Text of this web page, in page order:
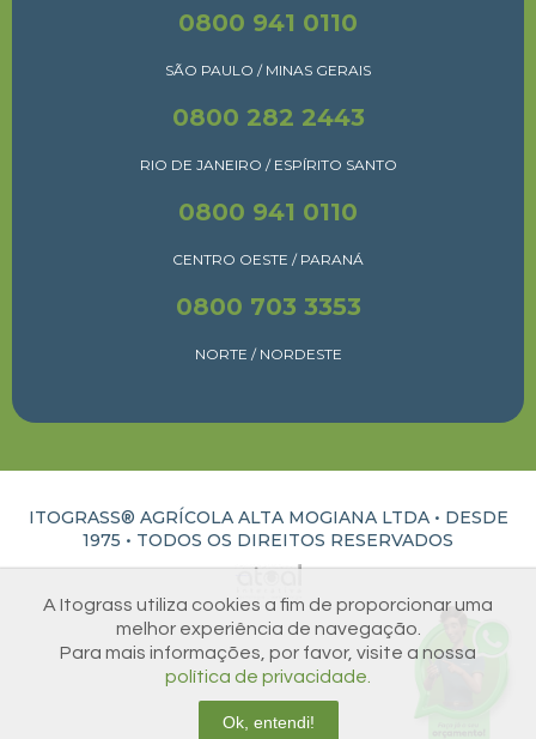
0800 941 0110
SÃO PAULO / MINAS GERAIS
0800 282 2443
RIO DE JANEIRO / ESPÍRITO SANTO
0800 941 0110
CENTRO OESTE / PARANÁ
0800 703 3353
NORTE / NORDESTE
ITOGRASS® AGRÍCOLA ALTA MOGIANA LTDA • DESDE
1975 • TODOS OS DIREITOS RESERVADOS
A Itograss utiliza cookies a fim de proporcionar uma
melhor experiência de navegação.
Para mais informações, por favor, visite a nossa
política de privacidade.
Ok, entendi!